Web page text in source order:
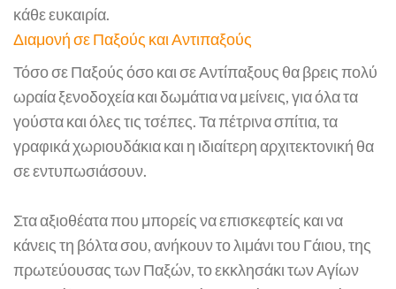
κάθε ευκαιρία.
Διαμονή σε Παξούς και Αντιπαξούς
Τόσο σε Παξούς όσο και σε Αντίπαξους θα βρεις πολύ
ωραία ξενοδοχεία και δωμάτια να μείνεις, για όλα τα
γούστα και όλες τις τσέπες. Τα πέτρινα σπίτια, τα
γραφικά χωριουδάκια και η ιδιαίτερη αρχιτεκτονική θα
σε εντυπωσιάσουν.
Στα αξιοθέατα που μπορείς να επισκεφτείς και να
κάνεις τη βόλτα σου, ανήκουν το λιμάνι του Γάιου, της
πρωτεύουσας των Παξών, το εκκλησάκι των Αγίων